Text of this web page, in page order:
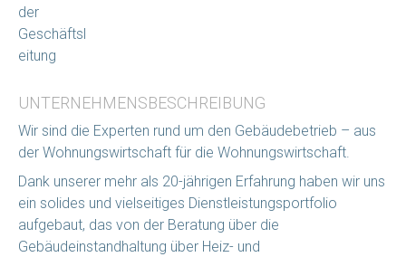
der
Geschäftsl
eitung
UNTERNEHMENSBESCHREIBUNG
Wir sind die Experten rund um den Gebäudebetrieb – aus
der Wohnungswirtschaft für die Wohnungswirtschaft.
Dank unserer mehr als 20-jährigen Erfahrung haben wir uns
ein solides und vielseitiges Dienstleistungsportfolio
aufgebaut, das von der Beratung über die
Gebäudeinstandhaltung über Heiz- und